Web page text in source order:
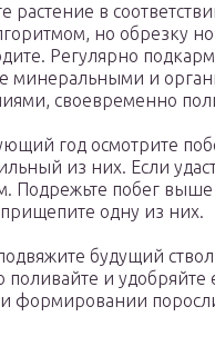
растение в
но обрезку
Регулярно
минеральными и
своевременно
год осмотрите
из них. Если
Подрежьте побег выше
одну из них.
будущий
поливайте и удобряйте
формировании